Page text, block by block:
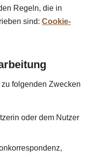
Regeln, die in
sind: Cookie-
folgenden Zwecken
oder dem Nutzer